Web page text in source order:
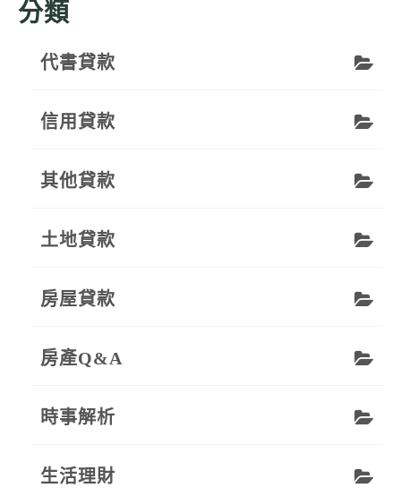
分類
代書貸款
信用貸款
其他貸款
土地貸款
房屋貸款
房產Q&A
時事解析
生活理財